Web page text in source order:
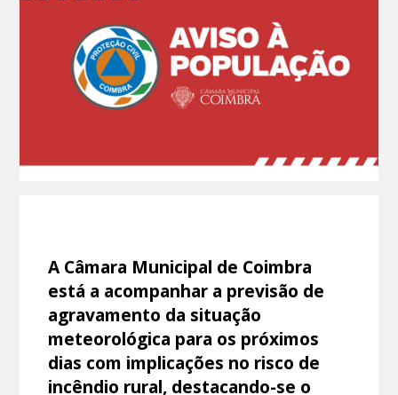
A Câmara Municipal de Coimbra
está a acompanhar a previsão de
agravamento da situação
meteorológica para os próximos
dias com implicações no risco de
incêndio rural, destacando-se o